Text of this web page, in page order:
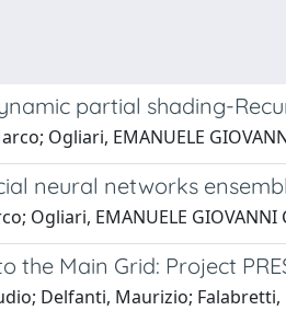
partial shading-
Ogliari, EMANUELE
neural networks
Ogliari, EMANUELE GIOVANNI
Main Grid: Project
Delfanti, Maurizio;